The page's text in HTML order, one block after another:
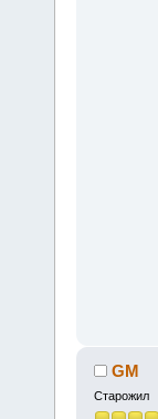
GM
Старожил